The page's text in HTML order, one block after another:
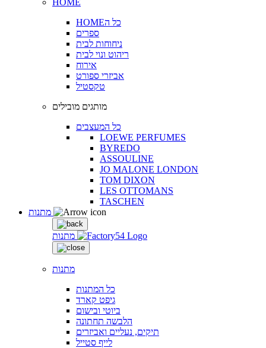
HOMEכל ה
ספרים
ניחוחות לבית
ריהוט ונוי לבית
אירוח
אביזרי ספורט
טקסטיל
מותגים מובילים
כל המעצבים
LOEWE PERFUMES
BYREDO
ASSOULINE
JO MALONE LONDON
TOM DIXON
LES OTTOMANS
TASCHEN
מתנות
מתנות
כל המתנות
גיפט קארד
ביוטי ובישום
הלבשה תחתונה
תיקים, נעליים ואביזרים
לייף סטייל